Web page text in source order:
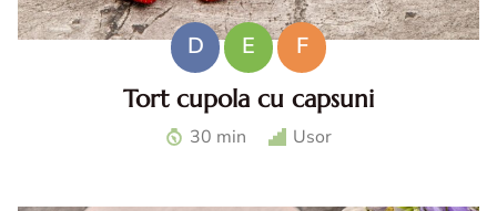
D E
F
Tort cupola cu capsuni
Tort cupola cu capsuni. Tort fara coacere cu capsuni. Tort
cu mascarpone si capsuni. Reteta tort cupola. Tort cu
30 min Usor